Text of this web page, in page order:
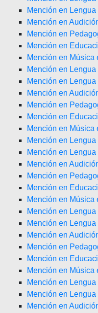
Mención en
Mención en
Mención en
Mención en
Mención en Música
Mención en
Mención en
Mención en
Mención en
Mención en
Mención en Música
Mención en
Mención en
Mención en
Mención en
Mención en
Mención en Música
Mención en
Mención en
Mención en
Mención en
Mención en
Mención en Música
Mención en
Mención en
Mención en